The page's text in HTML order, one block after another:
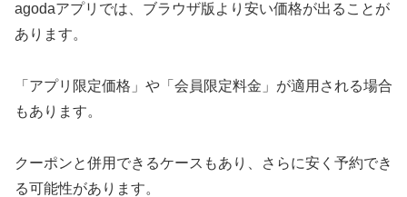
agodaアプリでは、ブラウザ版より安い価格が出ることが
あります。
「アプリ限定価格」や「会員限定料金」が適用される場合
もあります。
クーポンと併用できるケースもあり、さらに安く予約でき
る可能性があります。